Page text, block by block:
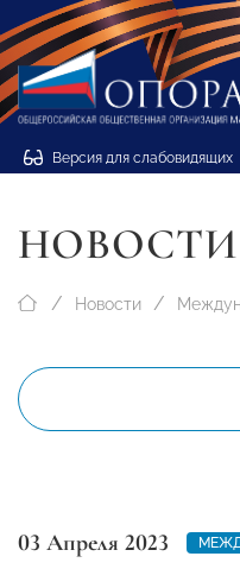
Версия для слабовидящих
НОВОСТИ
Новости
03 Апреля 2023